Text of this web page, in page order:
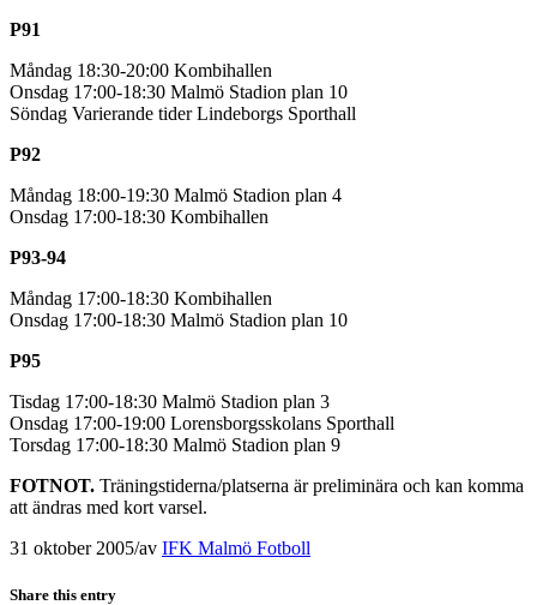
P91
Måndag 18:30-20:00 Kombihallen
Onsdag 17:00-18:30 Malmö Stadion plan 10
Söndag Varierande tider Lindeborgs Sporthall
P92
Måndag 18:00-19:30 Malmö Stadion plan 4
Onsdag 17:00-18:30 Kombihallen
P93-94
Måndag 17:00-18:30 Kombihallen
Onsdag 17:00-18:30 Malmö Stadion plan 10
P95
Tisdag 17:00-18:30 Malmö Stadion plan 3
Onsdag 17:00-19:00 Lorensborgsskolans Sporthall
Torsdag 17:00-18:30 Malmö Stadion plan 9
FOTNOT. Träningstiderna/platserna är preliminära och kan komma
att ändras med kort varsel.
31 oktober 2005/av IFK Malmö Fotboll
Share this entry